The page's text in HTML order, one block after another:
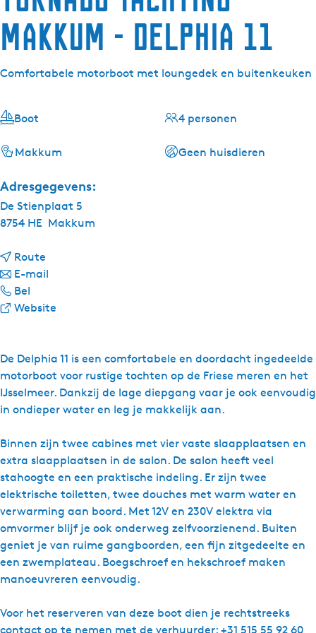
Makkum - Delphia 11
Comfortabele motorboot met loungedek en buitenkeuken
De Delphia 11 is een comfortabele en doordacht ingedeelde
motorboot voor rustige tochten op de Friese meren en het
IJsselmeer. Dankzij de lage diepgang vaar je ook eenvoudig
in ondieper water en leg je makkelijk aan.
Binnen zijn twee cabines met vier vaste slaapplaatsen en
extra slaapplaatsen in de salon. De salon heeft veel
stahoogte en een praktische indeling. Er zijn twee
elektrische toiletten, twee douches met warm water en
verwarming aan boord. Met 12V en 230V elektra via
omvormer blijf je ook onderweg zelfvoorzienend. Buiten
geniet je van ruime gangboorden, een fijn zitgedeelte en
een zwemplateau. Boegschroef en hekschroef maken
manoeuvreren eenvoudig.
Voor het reserveren van deze boot dien je rechtstreeks
contact op te nemen met de verhuurder: +31 515 55 92 60
Boot
Makkum
4 personen
Geen huisdieren
Adresgegevens:
De Stienplaat 5
8754 HE Makkum
Route
a
r
r
n
a
d
Y
a
c
h
t
i
n
g
M
k
k
E-mail
a
o
r
n
a
o
Y
a
c
h
t
i
n
g
a
k
Bel
o
a
d
o
Y
c
h
t
i
n
g
M
a
k
u
m
Website
T
o
r
n
d
o
Y
a
c
h
t
i
n
M
a